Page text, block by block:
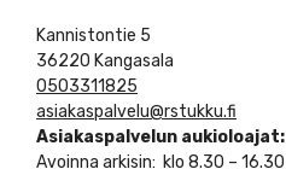
Kannistontie 5
36220 Kangasala
0503311825
asiakaspalvelu@rstukku.fi
Asiakaspalvelun aukioloajat:
Avoinna arkisin: klo 8.30 – 16.30